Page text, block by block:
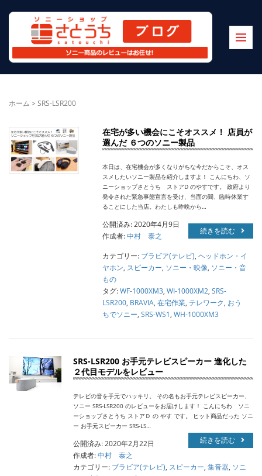
ホーム > SRS-LSR200
在宅が多い機会にこそオススメ！ 店員が
選んだ ６つのソニー製品
本日は、在宅機会が多くなりがちな今だからこそ、オス
スメしたいソニー製品を紹介しますよ！ こんにちわ、ソ
ニーショップさとうち ストアD のやすです。 政府より
発令された緊急事態宣言を受け、当面の間、臨時休業す
ることにした当店。わたしも昨晩から…
続きを読む
公開済み: 2020年4月9日
作成者:中村 泰之
カテゴリー: ブラビア(テレビ), ヘッドホン・イ
ヤホン, スピーカー, ソニー・映像, ソニー・音
もの
タグ:WF-1000XM3, WI-1000XM2, SRS-
LSR200, BRAVIA, 在宅作業, テレワーク, おう
ちでソニー, SRS-WS1, WH-1000XM3
SRS-LSR200 お手元テレビスピーカー 進化した
２代目モデルをレビュー
テレビの音を手元でハッキリ。 その名もお手元テレビスピーカー、
ソニー SRS-LSR200 のレビューをお届けします！ こんにちわ ソニ
ーショップさとうち ストアＤ の やす です。 ヒット商品だった ソニ
ー お手元スピーカー SRS-LS…
続きを読む
公開済み: 2020年2月22日
作成者:中村 泰之
カテゴリー: ブラビア(テレビ), スピーカー, 集音器, ソニ